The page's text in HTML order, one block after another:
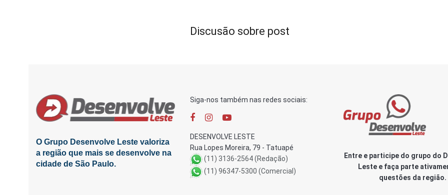
Discusão sobre post
O Grupo Desenvolve Leste valoriza
a região que mais se desenvolve na
cidade de São Paulo.
Siga-nos também nas redes sociais:
DESENVOLVE LESTE
Rua Lopes Moreira, 79 - Tatuapé
(11) 3136-2564 (Redação)
(11) 96347-5300 (Comercial)
Entre e participe do grupo do
Leste e faça parte
questões da região.